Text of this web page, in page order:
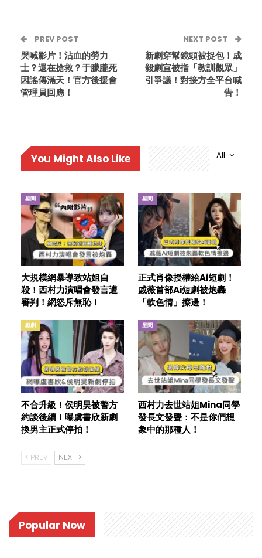
PREV POST
哭喊影片！沾血的勞力
士？還在搶救？于朦朧死
因謠傳滿天！官方後援會
管理員回應！
NEXT POST
新劇穿幫鏡頭被捉包！成
毅劇宣被指「教訓觀眾」
引爭議！對接方全平台喊
告！
All
You Might Also Like
星聞
大規模網暴導致站姐自
殺！西村力演唱會發言遭
審判！網怒斥無恥！
星聞
正式肖像授權給Ai短劇！
戚薇首部Ai短劇被炮轟
「軟色情」擦邊！
戲劇
不合升級！侯明昊被警方
約談後續！曝虞書欣新劇
換男主正式停拍！
星聞
西村力去世站姐Mina同學
發長文發聲：不是你們想
象中的那種人！
PREV NEXT
Popular Now